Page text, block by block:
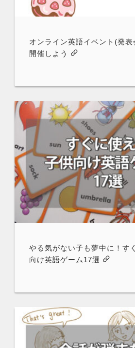
オンライン英語イベント(発
開催しよう
やる気がない子も夢中に！す
向け英語ゲーム17選